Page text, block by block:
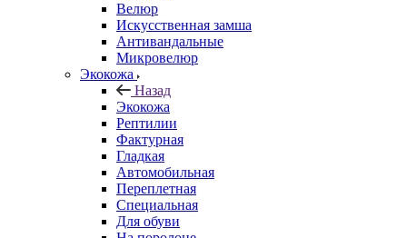
Велюр
Искусственная замша
Антивандальные
Микровелюр
Экокожа
Назад
Экокожа
Рептилии
Фактурная
Гладкая
Автомобильная
Переплетная
Специальная
Для обуви